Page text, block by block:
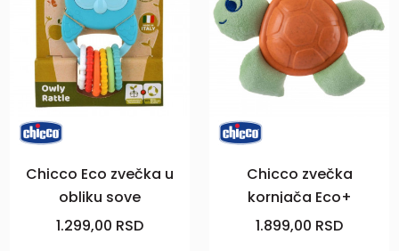
Chicco Eco zvečka u
obliku sove
1.299,00 RSD
Chicco zvečka
kornjača Eco+
1.899,00 RSD